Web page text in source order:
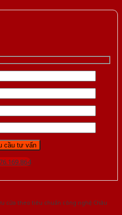
cửa theo tiêu chuẩn công nghệ Châu
cấp hàng đầu tại Việt Nam!